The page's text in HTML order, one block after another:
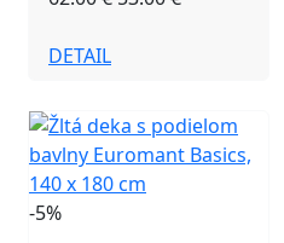
DETAIL
-5%